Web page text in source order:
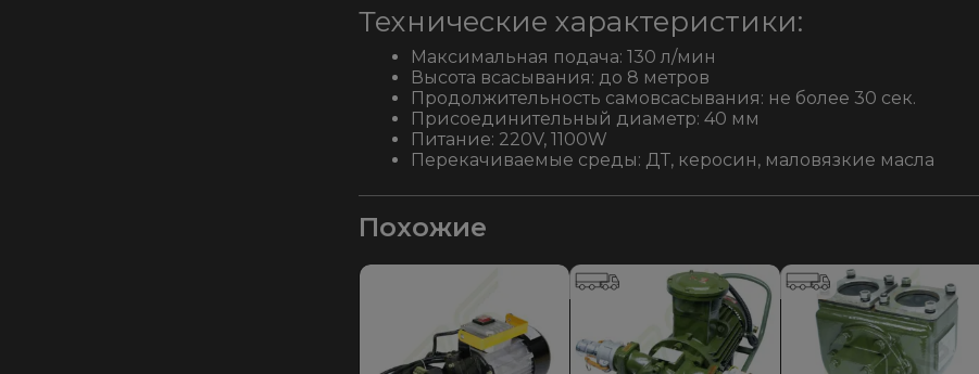
Технические характеристики:
Максимальная подача: 130 л/мин
Высота всасывания: до 8 метров
Продолжительность самовсасывания: не более 30 сек.
Присоединительный диаметр: 40 мм
Питание: 220V, 1100W
Перекачиваемые среды: ДТ, керосин, маловязкие масла
Похожие